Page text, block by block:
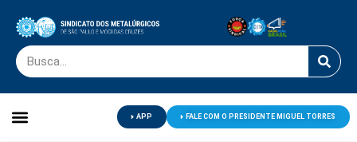
APP FALE COM O PRESIDENTE MIGUEL TORRES